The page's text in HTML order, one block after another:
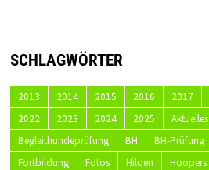
SCHLAGWÖRTER
2013 2014 2015 2016 2017
2022
2023 2024 2025 Aktuelles
Begleithundeprüfung
BH BH-Prüfung
Fortbildung
Fotos Hilden Hoopers